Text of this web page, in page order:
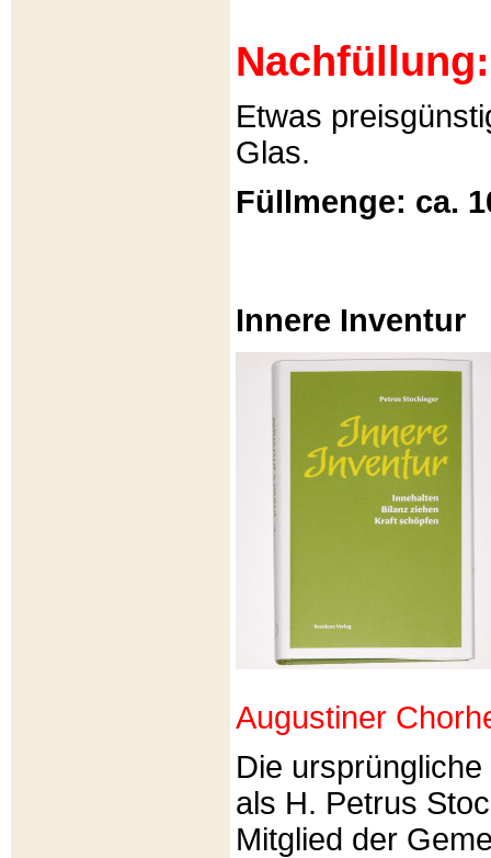
Etwas
Glas.
Füllmenge: ca.
Innere Inventur
Augustiner
Die
als H. Petrus
Mitglied der